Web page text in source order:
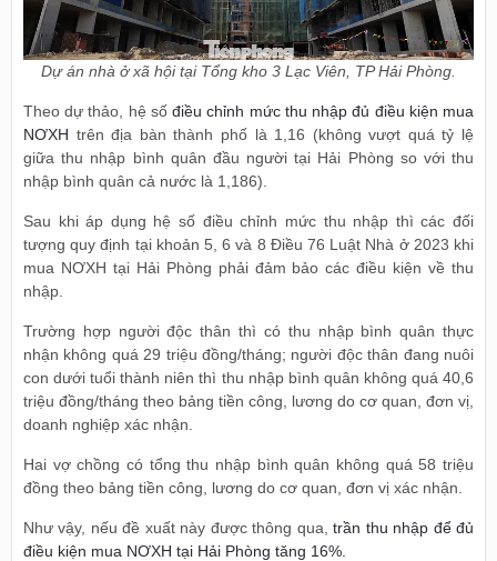
Dự án nhà ở xã hội tại Tổng kho 3 Lạc Viên, TP Hải Phòng.
Theo dự thảo, hệ sốđiều chỉnh mức thu nhập đủ điều kiện mua
NƠXH trên địa bàn thành phố là 1,16 (không vượt quá tỷ lệ
giữa thu nhập bình quân đầu người tại Hải Phòng so với thu
nhập bình quân cả nước là 1,186).
Sau khi áp dụng hệ số điều chỉnh mức thu nhập thì các đối
tượng quy định tại khoản 5, 6 và 8 Điều 76 Luật Nhà ở 2023 khi
mua NƠXH tại Hải Phòng phải đảm bảo các điều kiện về thu
nhập.
Trường hợp người độc thân thì có thu nhập bình quân thực
nhận không quá 29 triệu đồng/tháng; người độc thân đang nuôi
con dưới tuổi thành niên thì thu nhập bình quân không quá 40,6
triệu đồng/tháng theo bảng tiền công, lương do cơ quan, đơn vị,
doanh nghiệp xác nhận.
Hai vợ chồng có tổng thu nhập bình quân không quá 58 triệu
đồng theo bảng tiền công, lương do cơ quan, đơn vị xác nhận.
Như vậy, nếu đề xuất này được thông qua,trần thu nhập để đủ
điều kiện mua NƠXH tại Hải Phòng tăng 16%.